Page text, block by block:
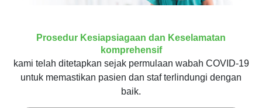
Clinical Excellence
Minta Janji Temu Pasien Internasional
Prosedur Kesiapsiagaan dan Keselamatan
komprehensif
kami telah ditetapkan sejak permulaan wabah COVID-19
untuk memastikan pasien dan staf terlindungi dengan
baik.